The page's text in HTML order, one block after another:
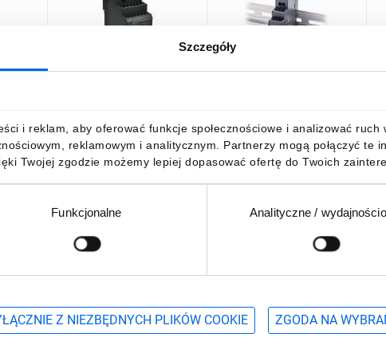
Szczegóły
i reklam, aby oferować funkcje społecznościowe i analizować
reklamowym i analitycznym. Partnerzy mogą połączyć
Twojej zgodzie możemy lepiej dopasować ofertę do Twoich
Funkcjonalne Analityczne /
Z NIEZBĘDNYCH PLIKÓW COOKIE ZGODA NA
75,58 zł brutto
2MKJXS
61,33 złbrutto
DO KOSZYKA
promocjach i wyprzedażach